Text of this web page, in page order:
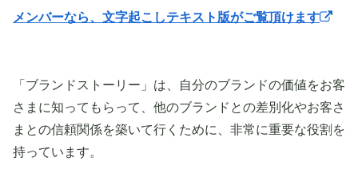
メンバーなら、文字起こしテキスト版がご覧頂けます
「ブランドストーリー」は、自分のブランドの価値をお客
さまに知ってもらって、他のブランドとの差別化やお客さ
まとの信頼関係を築いて行くために、非常に重要な役割を
持っています。